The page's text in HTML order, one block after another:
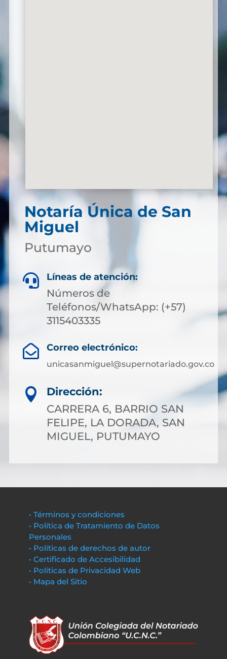
Notaría Única de San
Miguel
Putumayo
 Líneas de atención:
Números de
Teléfonos/WhatsApp: (+57)
3115403335
 Correo electrónico:
unicasanmiguel@supernotariado.gov.co

Dirección:
CARRERA 6, BARRIO SAN
FELIPE, LA DORADA, SAN
MIGUEL, PUTUMAYO
• Términos y condiciones
• Política de Tratamiento de Datos
Personales
• Políticas de derechos de autor
• Certificado de Accesibilidad
• Políticas de Privacidad Web
• Mapa del Sitio